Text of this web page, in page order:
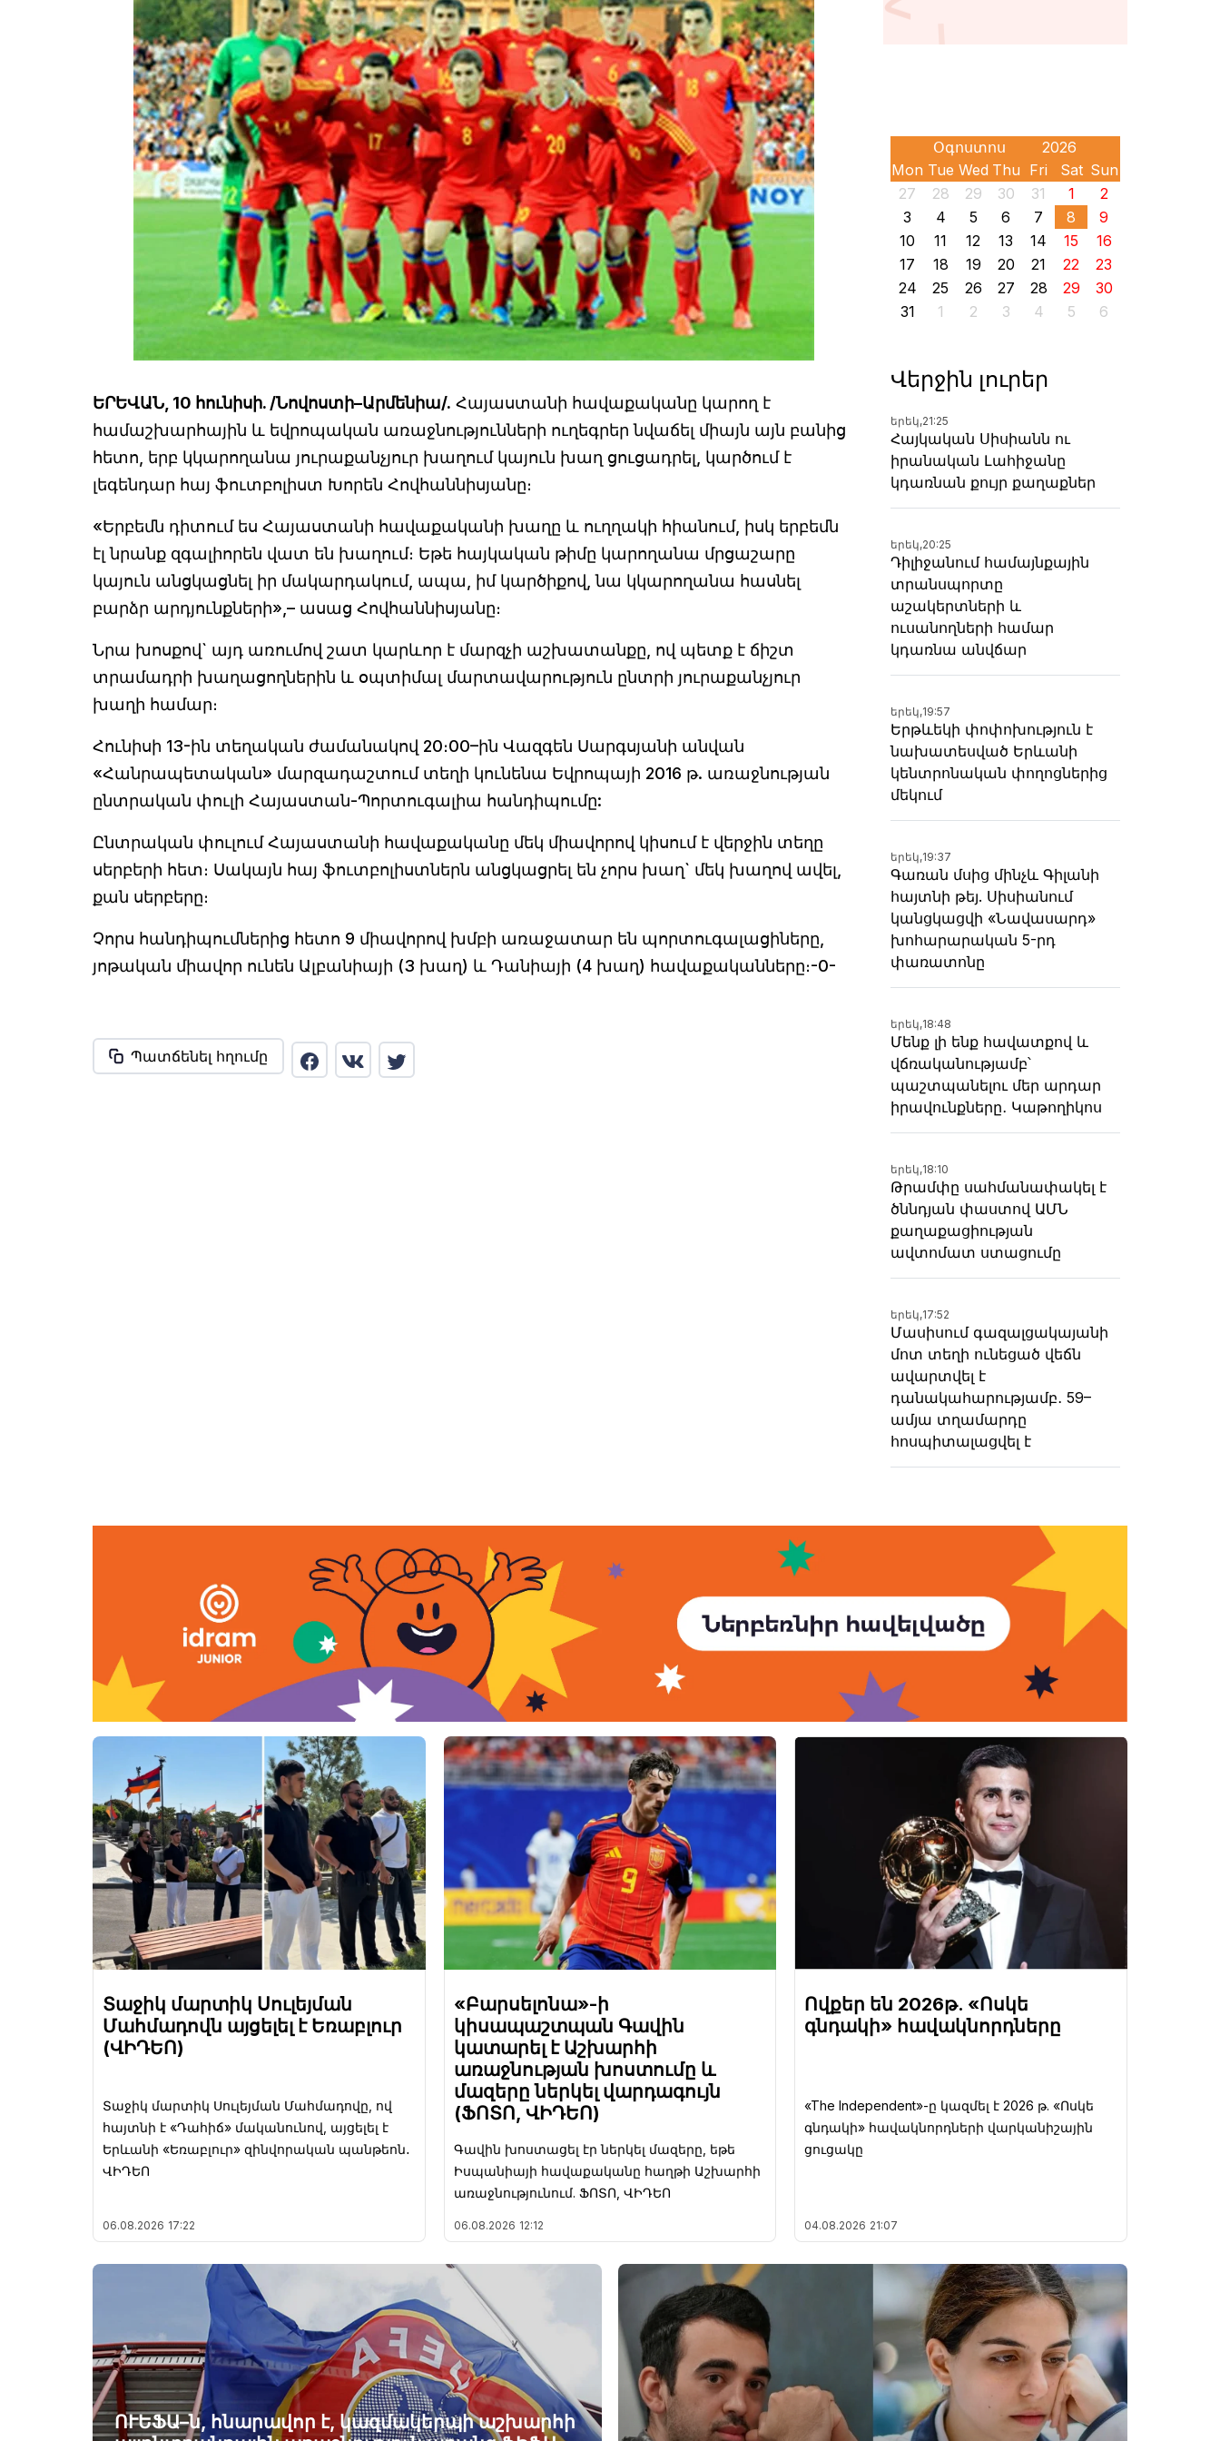
ԵՐԵՎԱՆ, 10 հունիսի. /Նովոստի–Արմենիա/. Հայաստանի հավաքականը կարող է
համաշխարհային և եվրոպական առաջնությունների ուղեգրեր նվաճել միայն այն բանից
հետո, երբ կկարողանա յուրաքանչյուր խաղում կայուն խաղ ցուցադրել, կարծում է
լեգենդար հայ ֆուտբոլիստ Խորեն Հովհաննիսյանը։
«Երբեմն դիտում ես Հայաստանի հավաքականի խաղը և ուղղակի հիանում, իսկ երբեմն
էլ նրանք զգալիորեն վատ են խաղում։ Եթե հայկական թիմը կարողանա մրցաշարը
կայուն անցկացնել իր մակարդակում, ապա, իմ կարծիքով, նա կկարողանա հասնել
բարձր արդյունքների»,– ասաց Հովհաննիսյանը։
Նրա խոսքով` այդ առումով շատ կարևոր է մարզչի աշխատանքը, ով պետք է ճիշտ
տրամադրի խաղացողներին և օպտիմալ մարտավարություն ընտրի յուրաքանչյուր
խաղի համար։
Հունիսի 13-ին տեղական ժամանակով 20։00–ին Վազգեն Սարգսյանի անվան
«Հանրապետական» մարզադաշտում տեղի կունենա Եվրոպայի 2016 թ. առաջնության
ընտրական փուլի Հայաստան-Պորտուգալիա հանդիպումը:
Ընտրական փուլում Հայաստանի հավաքականը մեկ միավորով կիսում է վերջին տեղը
սերբերի հետ։ Սակայն հայ ֆուտբոլիստներն անցկացրել են չորս խաղ` մեկ խաղով ավել,
քան սերբերը։
Չորս հանդիպումներից հետո 9 միավորով խմբի առաջատար են պորտուգալացիները,
յոթական միավոր ունեն Ալբանիայի (3 խաղ) և Դանիայի (4 խաղ) հավաքականները։-0-
Պատճենել հղումը
Mon Tue Wed Thu Fri Sat Sun
27
28 29 30 31 1
2
3
4 5 6 7 8
9
10
11 12 13 14 15
16
17
18 19 20 21 22
23
24
25 26 27 28 29
30
31
1 2 3 4 5 6
Վերջին լուրեր
երեկ,21:25
Հայկական Սիսիանն ու
իրանական Լահիջանը
կդառնան քույր քաղաքներ
երեկ,20:25
Դիլիջանում համայնքային
տրանսպորտը
աշակերտների և
ուսանողների համար
կդառնա անվճար
երեկ,19:57
Երթևեկի փոփոխություն է
նախատեսված Երևանի
կենտրոնական փողոցներից
մեկում
երեկ,19:37
Գառան մսից մինչև Գիլանի
հայտնի թեյ. Սիսիանում
կանցկացվի «Նավասարդ»
խոհարարական 5-րդ
փառատոնը
երեկ,18:48
Մենք լի ենք հավատքով և
վճռականությամբ՝
պաշտպանելու մեր արդար
իրավունքները․ Կաթողիկոս
երեկ,18:10
Թրամփը սահմանափակել է
ծննդյան փաստով ԱՄՆ
քաղաքացիության
ավտոմատ ստացումը
երեկ,17:52
Մասիսում գազալցակայանի
մոտ տեղի ունեցած վեճն
ավարտվել է
դանակահարությամբ․ 59–
ամյա տղամարդը
հոսպիտալացվել է
Տաջիկ մարտիկ Սուլեյման
Մահմադովն այցելել է Եռաբլուր
(ՎԻԴԵՈ)
Տաջիկ մարտիկ Սուլեյման Մահմադովը, ով
հայտնի է «Դահիճ» մականունով, այցելել է
Երևանի «Եռաբլուր» զինվորական պանթեոն․
ՎԻԴԵՈ
06.08.2026 17:22
«Բարսելոնա»-ի
կիսապաշտպան Գավին
կատարել է Աշխարհի
առաջնության խոստումը և
մազերը ներկել վարդագույն
(ՖՈՏՈ, ՎԻԴԵՈ)
Գավին խոստացել էր ներկել մազերը, եթե
Իսպանիայի հավաքականը հաղթի Աշխարհի
առաջնությունում. ՖՈՏՈ, ՎԻԴԵՈ
06.08.2026 12:12
Ովքեր են 2026թ. «Ոսկե
գնդակի» հավակնորդները
«The Independent»-ը կազմել է 2026 թ. «Ոսկե
գնդակի» հավակնորդների վարկանիշային
ցուցակը
04.08.2026 21:07
ՈՒԵՖԱ–ն, հնարավոր է, կազմակերպի աշխարհի